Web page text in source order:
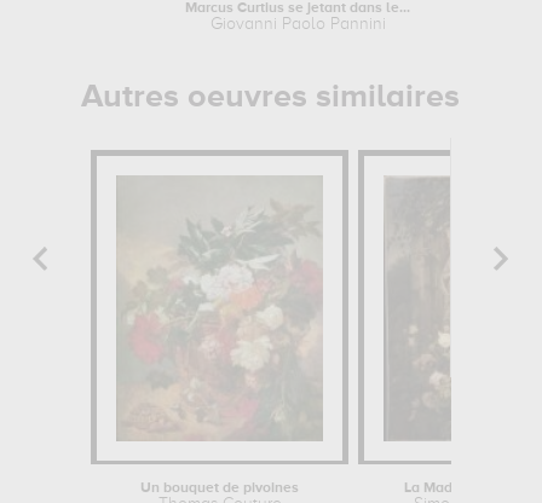
Marcus Curtius se jetant dans le...
Giovanni Paolo Pannini
Autres oeuvres similaires
Un bouquet de pivoines La Madonne aux